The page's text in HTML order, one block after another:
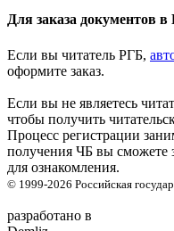
Для заказа документов
Если вы читатель РГБ,
оформите заказ.
Если вы не являетесь
чтобы получить
Процесс регистрации
получения ЧБ вы сможете
для ознакомления.
© 1999-2026 Российская
разработано в